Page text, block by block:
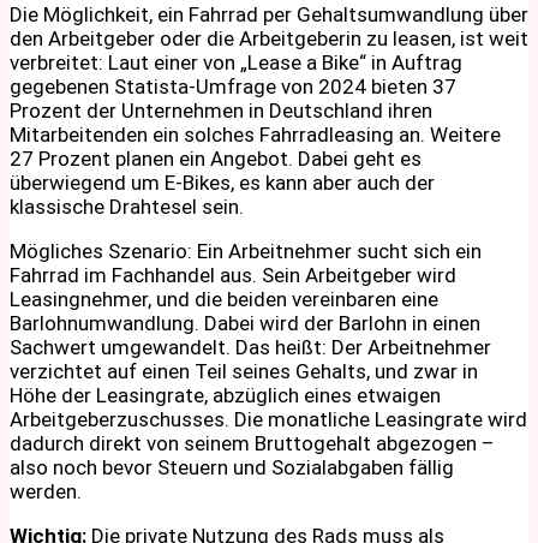
Die Möglichkeit, ein Fahrrad per Gehaltsumwandlung über
den Arbeitgeber oder die Arbeitgeberin zu leasen, ist weit
verbreitet: Laut einer von „Lease a Bike“ in Auftrag
gegebenen Statista-Umfrage von 2024 bieten 37
Prozent der Unternehmen in Deutschland ihren
Mitarbeitenden ein solches Fahrradleasing an. Weitere
27 Prozent planen ein Angebot. Dabei geht es
überwiegend um E-Bikes, es kann aber auch der
klassische Drahtesel sein.
Mögliches Szenario: Ein Arbeitnehmer sucht sich ein
Fahrrad im Fachhandel aus. Sein Arbeitgeber wird
Leasingnehmer, und die beiden vereinbaren eine
Barlohnumwandlung. Dabei wird der Barlohn in einen
Sachwert umgewandelt. Das heißt: Der Arbeitnehmer
verzichtet auf einen Teil seines Gehalts, und zwar in
Höhe der Leasingrate, abzüglich eines etwaigen
Arbeitgeberzuschusses. Die monatliche Leasingrate wird
dadurch direkt von seinem Bruttogehalt abgezogen –
also noch bevor Steuern und Sozialabgaben fällig
werden.
Wichtig: Die private Nutzung des Rads muss als